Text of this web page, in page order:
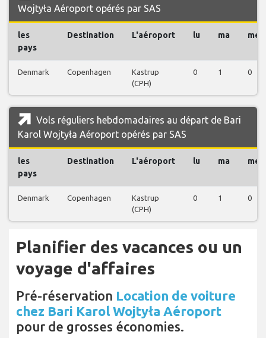
Wojtyła Aéroport opérés par SAS
les
pays
Destination L'aéroport lu ma me
Denmark Copenhagen
Kastrup
(CPH)
0 1 0
Vols réguliers hebdomadaires au départ de Bari
Karol Wojtyła Aéroport opérés par SAS
les
pays
Destination L'aéroport lu ma me
Denmark Copenhagen
Kastrup
(CPH)
0 1 0
Planifier des vacances ou un
voyage d'affaires
Pré-réservation Location de voiture
chez Bari Karol Wojtyła Aéroport
pour de grosses économies.